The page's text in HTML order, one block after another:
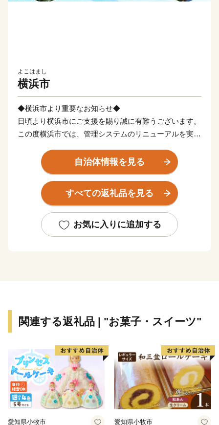
よこはまし
横浜市
◆横浜市より重要なお知らせ◆
日頃より横浜市にご支援を賜り誠に有難うございます。
この度横浜市では、管理システムのリニューアルを実施
リニューアル作業に伴い、2026年3月26日(木)10:00から
一定期間、寄附受付を停止させて頂きます。
2026年４月２日(水)12:00以降、作業が完了次第の再開
を予定しております。
お願い申し上げます。
の方々に横浜市の取組について知っていただき、応援い
を感じていただけるよう、返礼品（お礼の品）を取り揃
えています。
横浜市への「ふるさと納税」を通じて、横浜を身近に
感じてください！
（※横浜市外在住の個人の方にお礼の品をお贈りしま
自治体情報を見る
すべての返礼品を見る
お気に入りに追加する
関連する返礼品 | "お菓子・スイーツ"
愛知県小牧市 愛知県小牧市